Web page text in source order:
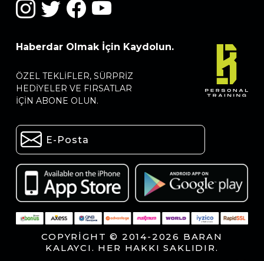
Haberdar Olmak İçin Kaydolun.
ÖZEL TEKLIFLER, SÜRPRIZ
HEDIYELER VE FIRSATLAR
IÇIN ABONE OLUN.
COPYRIGHT © 2014-2026 BARAN
KALAYCI. HER HAKKI SAKLIDIR.